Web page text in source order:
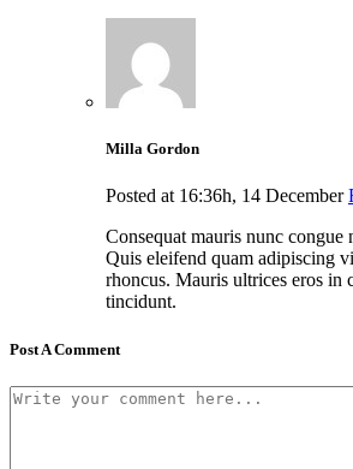
Milla Gordon
Posted at 16:36h, 14 December
Consequat mauris nunc congue
Quis eleifend quam adipiscing
rhoncus. Mauris ultrices eros in
tincidunt.
Post A Comment